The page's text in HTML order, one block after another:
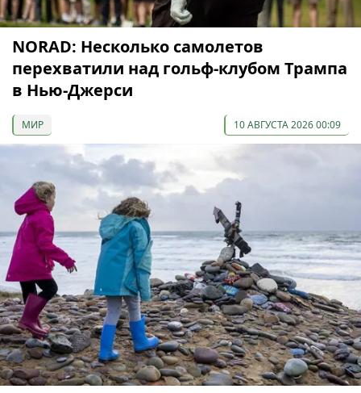
NORAD: Несколько самолетов
перехватили над гольф-клубом Трампа
в Нью-Джерси
МИР 10 АВГУСТА 2026 00:09